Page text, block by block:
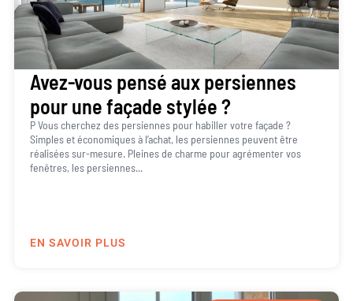
Avez-vous pensé aux persiennes
pour une façade stylée ?
P Vous cherchez des persiennes pour habiller votre façade ?
Simples et économiques à l’achat, les persiennes peuvent être
réalisées sur-mesure. Pleines de charme pour agrémenter vos
fenêtres, les persiennes...
EN SAVOIR PLUS